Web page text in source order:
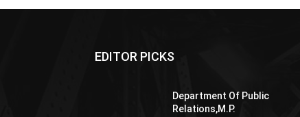
EDITOR PICKS
Department Of Public
Relations,M.P.